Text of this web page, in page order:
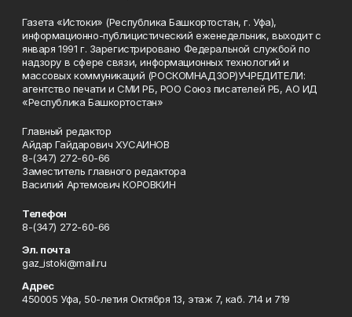
Газета «Истоки» (Республика Башкортостан, г. Уфа),
информационно-публицистический еженедельник, выходит с
января 1991 г. Зарегистрировано Федеральной службой по
надзору в сфере связи, информационных технологий и
массовых коммуникаций (РОСКОМНАДЗОР)УЧРЕДИТЕЛИ:
агентство печати и СМИ РБ, РОО Союз писателей РБ, АО ИД
«Республика Башкортостан»
Главный редактор
Айдар Гайдарович ХУСАИНОВ
8-(347) 272-60-66
Заместитель главного редактора
Василий Артемович КОРОВКИН
Телефон
8-(347) 272-60-66
Эл. почта
gaz_istoki@mail.ru
Адрес
450005 Уфа, 50-летия Октября 13, этаж 7, каб. 714 и 719